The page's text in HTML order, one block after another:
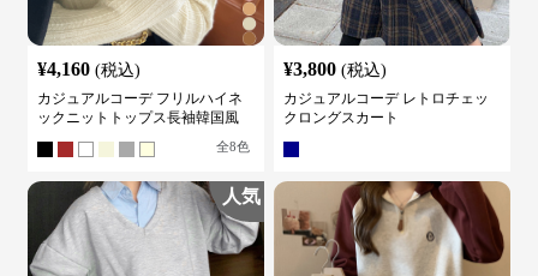
¥4,160 (税込)
カジュアルコーデ フリルハイネ
ックニットトップス長袖韓国風
全8色
¥3,800 (税込)
カジュアルコーデ レトロチェッ
クロングスカート
人気